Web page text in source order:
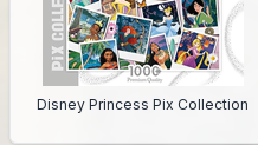
Disney Princess Pix Collection